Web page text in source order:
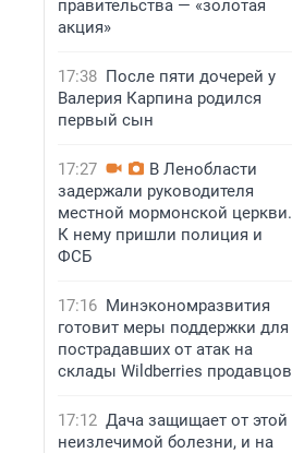
правительства — «золотая
акция»
17:38 После пяти дочерей у
Валерия Карпина родился
первый сын
17:27
В Ленобласти
задержали руководителя
местной мормонской церкви.
К нему пришли полиция и
ФСБ
17:16 Минэкономразвития
готовит меры поддержки для
пострадавших от атак на
склады Wildberries продавцов
17:12 Дача защищает от этой
неизлечимой болезни, и на